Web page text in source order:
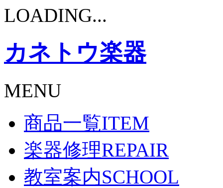
LOADING...
カネトウ楽器
MENU
商品一覧ITEM
楽器修理REPAIR
教室案内SCHOOL